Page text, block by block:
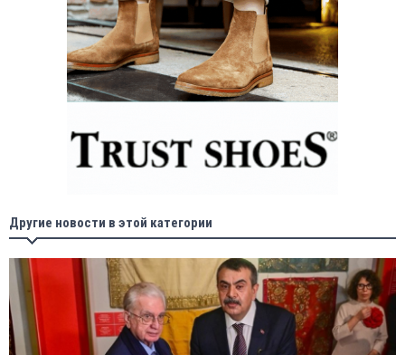
Другие новости в этой категории